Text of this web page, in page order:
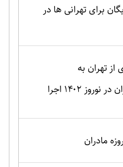
برای تهرانی ها در
از تهران به
شهرستان‌های استان تهران در نوروز ۱۴۰۲ اجرا
مادران